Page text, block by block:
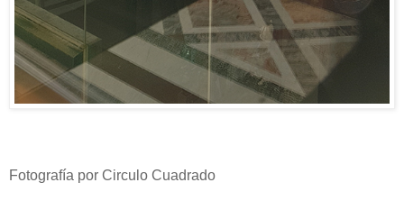
Fotografía por Circulo Cuadrado